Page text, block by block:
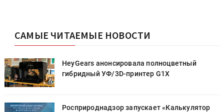
САМЫЕ ЧИТАЕМЫЕ НОВОСТИ
HeyGears анонсировала полноцветный
гибридный УФ/3D-принтер G1X
Росприроднадзор запускает «Калькулятор